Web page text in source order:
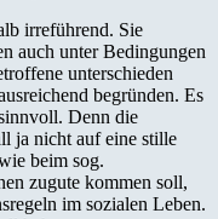
irreführend. Sie
auch unter Bedingungen
unterschieden
begründen. Es
Denn die
ja nicht auf eine stille
beim sog.
zugute kommen soll,
im sozialen Leben.